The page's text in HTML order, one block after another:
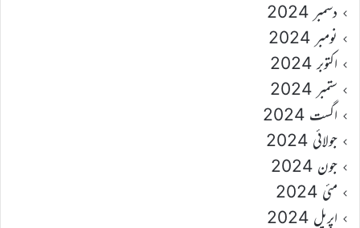
دسمبر 2024
نومبر 2024
اکتوبر 2024
ستمبر 2024
اگست 2024
جولائی 2024
جون 2024
مئی 2024
اپریل 2024